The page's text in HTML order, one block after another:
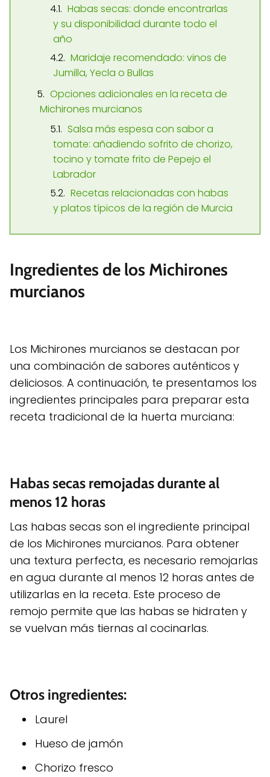
Habas secas: donde encontrarlas
y su disponibilidad durante todo el
año
Maridaje recomendado: vinos de
Jumilla, Yecla o Bullas
Opciones adicionales en la receta de
Michirones murcianos
Salsa más espesa con sabor a
tomate: añadiendo sofrito de chorizo,
tocino y tomate frito de Pepejo el
Labrador
Recetas relacionadas con habas
y platos típicos de la región de Murcia
Ingredientes de los Michirones
murcianos
Los Michirones murcianos se destacan por
una combinación de sabores auténticos y
deliciosos. A continuación, te presentamos los
ingredientes principales para preparar esta
receta tradicional de la huerta murciana:
Habas secas remojadas durante al
menos 12 horas
Las habas secas son el ingrediente principal
de los Michirones murcianos. Para obtener
una textura perfecta, es necesario remojarlas
en agua durante al menos 12 horas antes de
utilizarlas en la receta. Este proceso de
remojo permite que las habas se hidraten y
se vuelvan más tiernas al cocinarlas.
Otros ingredientes:
Laurel
Hueso de jamón
Chorizo fresco